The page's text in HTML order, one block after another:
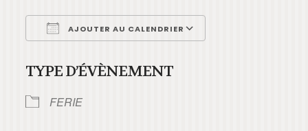
AJOUTER AU CALENDRIER
TYPE D’ÉVÈNEMENT
FERIE